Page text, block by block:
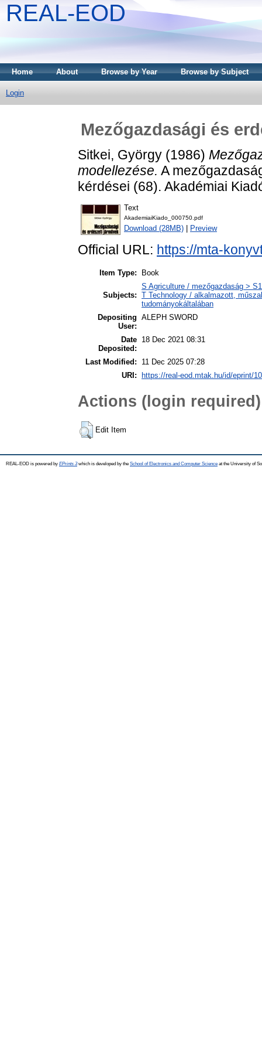
REAL-EOD
Home About Browse by Year Browse by Subject
Login
Mezőgazdasági és
Sitkei, György (1986)
modellezése. A
kérdései (68). Akadémiai
Text
AkademiaiKiado_000750.pdf
Download (28MB) Preview
Official URL: https://mta-
Item Type: Book
Subjects:
S Agriculture / mezőgazdaság >
T Technology / alkalmazott,
tudományokáltalában
Depositing
User:
ALEPH SWORD
Date
Deposited:
18 Dec 2021 08:31
Last Modified:
11 Dec 2025 07:28
URI:
https://real-eod.mtak.hu/id/eprint/
Actions (login required)
Edit Item
REAL-EOD is powered by EPrints 3which is developed by the School of Electronics and Computer Science at the University of